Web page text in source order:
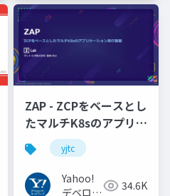
トワーク
ZAP - ZCPをベースとし
たマルチK8sのアプリケ
ーション実行基盤
#YJTC / YJTC21 B-3
yjtc
Yahoo!
デベロッ
34.6K